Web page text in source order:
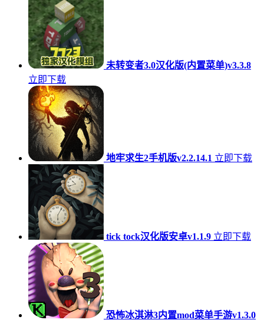
未转变者3.0汉化版(内置菜单)v3.3.8
立即下载
地牢求生2手机版v2.2.14.1 立即下载
tick tock汉化版安卓v1.1.9 立即下载
恐怖冰淇淋3内置mod菜单手游v1.3.0